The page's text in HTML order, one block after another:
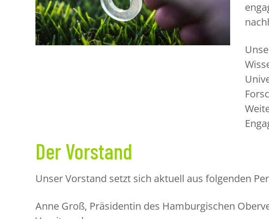
Der Vorstand
Unser Vorstand setzt sich aktuell aus folgenden
Anne Groß, Präsidentin des Hamburgischen